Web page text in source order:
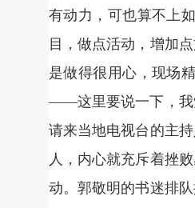
有动力，可也算不上
目，做点活动，增加
是做得很用心，现场
——这里要说一下，我
请来当地电视台的主
人，内心就充斥着挫
动。郭敬明的书迷排